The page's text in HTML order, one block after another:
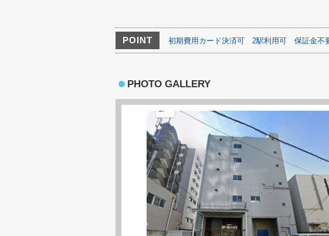
POINT 初期費用カード決済可 2駅利用可 保証金不
PHOTO GALLERY